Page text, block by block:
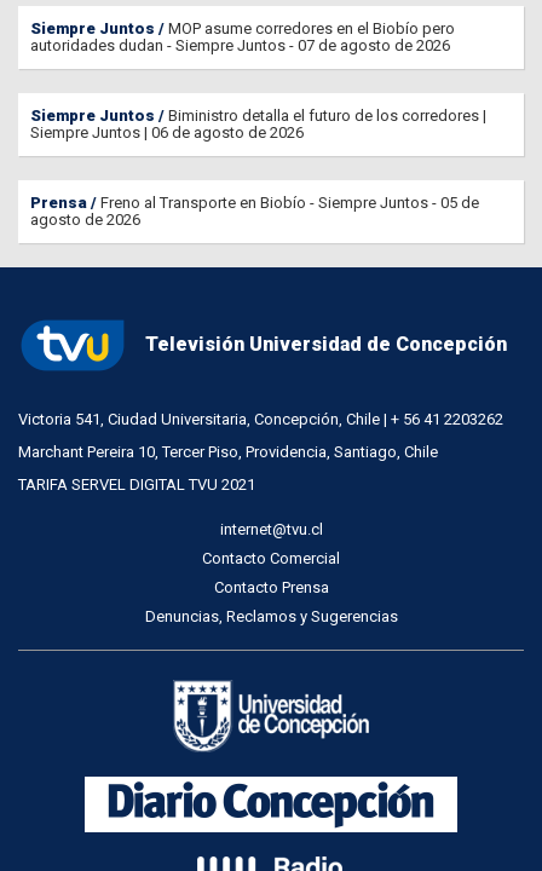
Siempre Juntos
MOP asume corredores en el Biobío pero
autoridades dudan - Siempre Juntos - 07 de agosto de 2026
Siempre Juntos
Biministro detalla el futuro de los corredores |
Siempre Juntos | 06 de agosto de 2026
Prensa
Freno al Transporte en Biobío - Siempre Juntos - 05 de
agosto de 2026
Televisión Universidad de Concepción
Victoria 541, Ciudad Universitaria, Concepción, Chile | + 56 41 2203262
Marchant Pereira 10, Tercer Piso, Providencia, Santiago, Chile
TARIFA SERVEL DIGITAL TVU 2021
internet@tvu.cl
Contacto Comercial
Contacto Prensa
Denuncias, Reclamos y Sugerencias